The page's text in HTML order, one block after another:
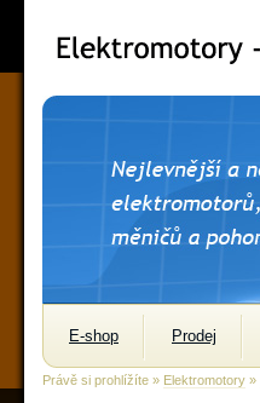
E-shop Prodej
Právě si prohlížíte » Elektromotory »